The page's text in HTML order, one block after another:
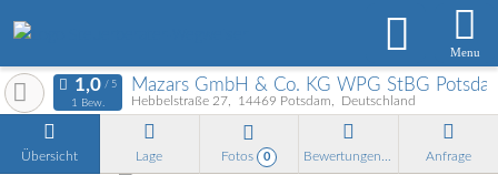
Menu
Mazars GmbH & Co. KG WPG StBG
Hebbelstraße 27 14469 Potsdam Deutschland
1 Bew.
Übersicht Lage Fotos 0 Anfrage